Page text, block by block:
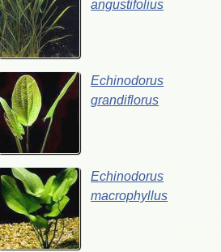
angustifolius
Echinodorus
grandiflorus
Echinodorus
macrophyllus